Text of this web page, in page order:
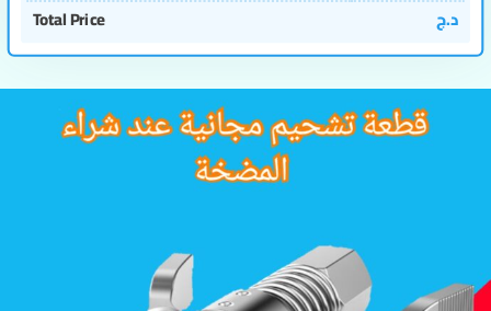
Total Price
د.ج